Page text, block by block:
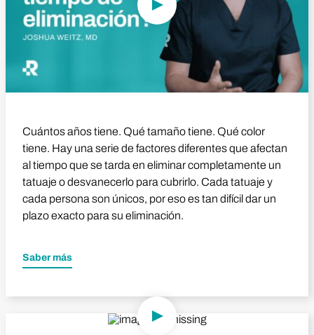
Cuántos años tiene. Qué tamaño tiene. Qué color
tiene. Hay una serie de factores diferentes que afectan
al tiempo que se tarda en eliminar completamente un
tatuaje o desvanecerlo para cubrirlo. Cada tatuaje y
cada persona son únicos, por eso es tan difícil dar un
plazo exacto para su eliminación.
Saber más
Reproducir vídeo